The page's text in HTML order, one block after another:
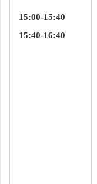
15:00-15:40
15:40-16:40